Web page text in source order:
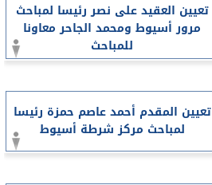
تعيين العقيد على نصر رئيسا لمباحث
مرور أسيوط ومحمد الجاحر معاونا
للمباحث
تعيين المقدم أحمد عاصم حمزة رئيسا
لمباحث مركز شرطة أسيوط